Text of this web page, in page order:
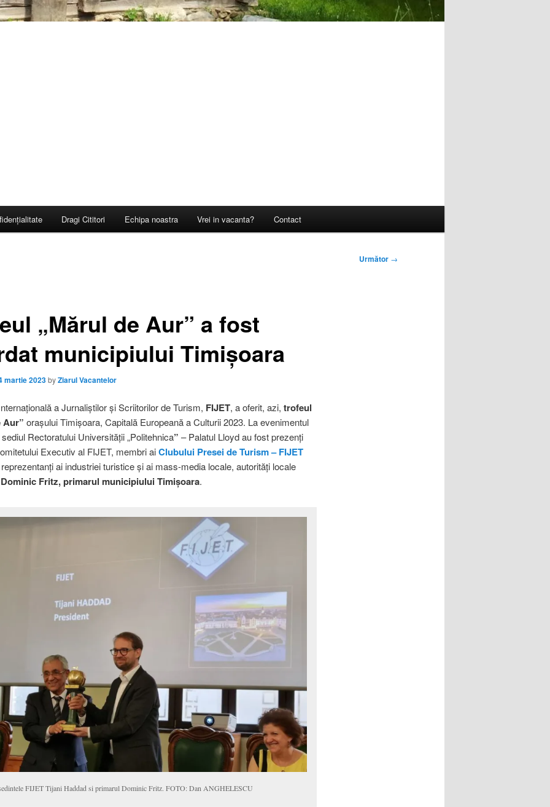
Dragi Cititori Echipa noastra Vrei in vacanta? Contact
Următor →
„Mărul de Aur” a fost
municipiului Timișoara
martie 2023byZiarul Vacantelor
a Jurnaliștilor și Scriitorilor de Turism, FIJET, a oferit, azi, trofeul
Aur” orașului Timișoara, Capitală Europeană a Culturii 2023. La evenimentul
Rectoratului Universității „Politehnica” – Palatul Lloyd au fost prezenți
Executiv al FIJET, membri aiClubului Presei de Turism – FIJET
ai industriei turistice și ai mass-media locale, autorități locale
Dominic Fritz, primarul municipiului Timișoara.
FIJET Tijani Haddad si primarul Dominic Fritz. FOTO: Dan ANGHELESCU